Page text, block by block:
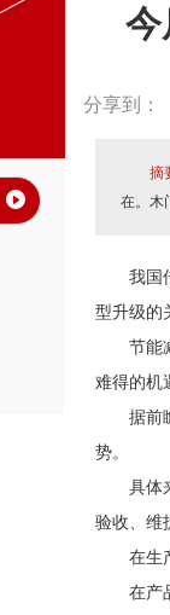
今
分享到：
摘
在。木
我国
型升级的
节能
难得的机
据前
势。
具体
验收、维
在生
在产